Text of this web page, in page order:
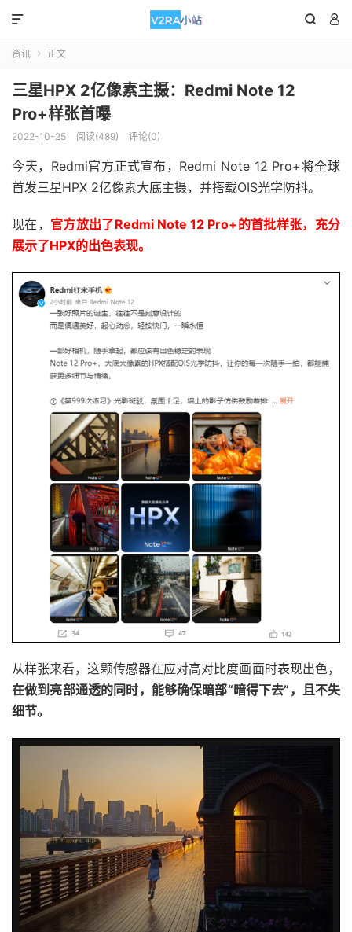
 

资讯  正文
三星HPX 2亿像素主摄：Redmi Note 12
Pro+样张首曝
2022-10-25 阅读(489) 评论(0)
今天，Redmi官方正式宣布，Redmi Note 12 Pro+将全球
首发三星HPX 2亿像素大底主摄，并搭载OIS光学防抖。
现在， 官方放出了Redmi Note 12 Pro+的首批样张，充分
展示了HPX的出色表现。
从样张来看，这颗传感器在应对高对比度画面时表现出色，
在做到亮部通透的同时，能够确保暗部“暗得下去”，且不失
细节。